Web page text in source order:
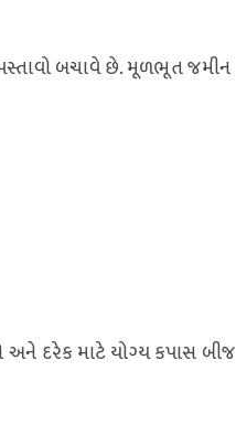
બચાવે છે. મૂળભૂત જમીન
દરેક માટે યોગ્ય કપાસ બીજ